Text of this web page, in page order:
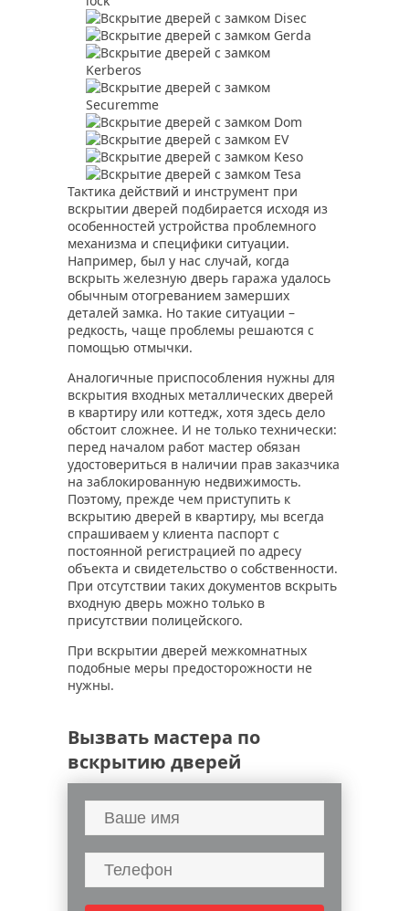
Тактика действий и инструмент при
вскрытии дверей подбирается исходя из
особенностей устройства проблемного
механизма и специфики ситуации.
Например, был у нас случай, когда
вскрыть железную дверь гаража удалось
обычным отогреванием замерших
деталей замка. Но такие ситуации –
редкость, чаще проблемы решаются с
помощью отмычки.
Аналогичные приспособления нужны для
вскрытия входных металлических дверей
в квартиру или коттедж, хотя здесь дело
обстоит сложнее. И не только технически:
перед началом работ мастер обязан
удостовериться в наличии прав заказчика
на заблокированную недвижимость.
Поэтому, прежде чем приступить к
вскрытию дверей в квартиру, мы всегда
спрашиваем у клиента паспорт с
постоянной регистрацией по адресу
объекта и свидетельство о собственности.
При отсутствии таких документов вскрыть
входную дверь можно только в
присутствии полицейского.
При вскрытии дверей межкомнатных
подобные меры предосторожности не
нужны.
Вызвать мастера по
вскрытию дверей